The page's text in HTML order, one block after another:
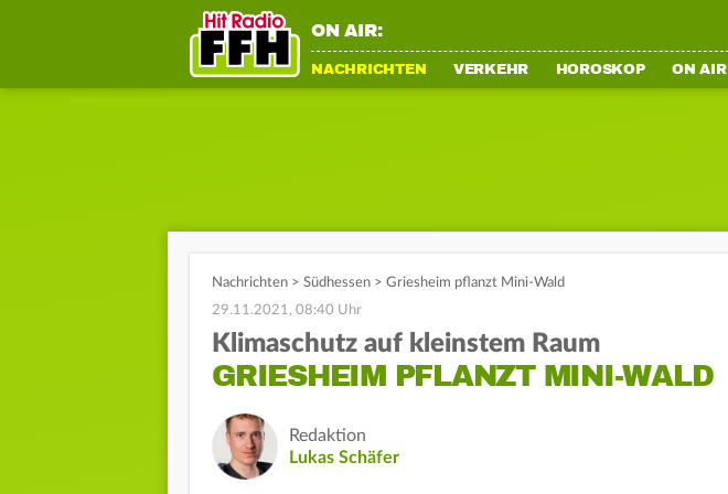
ON AIR:
NACHRICHTEN VERKEHR HOROSKOP ON AIR
Nachrichten > Südhessen > Griesheim pflanzt Mini-Wald
29.11.2021, 08:40 Uhr
Klimaschutz auf kleinstem Raum
GRIESHEIM PFLANZT MINI-WALD
Redaktion
Lukas Schäfer